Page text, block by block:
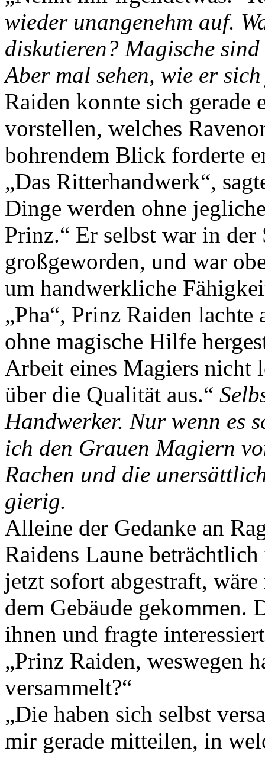
wieder unangenehm auf.
diskutieren? Magische
Aber mal sehen, wie er
Raiden konnte sich gerade
vorstellen, welches
bohrendem Blick forderte
„Das Ritterhandwerk“,
Dinge werden ohne
Prinz.“ Er selbst war in der
großgeworden, und war
um handwerkliche
„Pha“, Prinz Raiden
ohne magische Hilfe
Arbeit eines Magiers nicht
über die Qualität aus.“
Handwerker. Nur wenn es
ich den Grauen Magiern
Rachen und die
gierig.
Alleine der Gedanke an
Raidens Laune
jetzt sofort abgestraft,
dem Gebäude gekommen.
ihnen und fragte
„Prinz Raiden, weswegen
versammelt?“
„Die haben sich selbst
mir gerade mitteilen, in